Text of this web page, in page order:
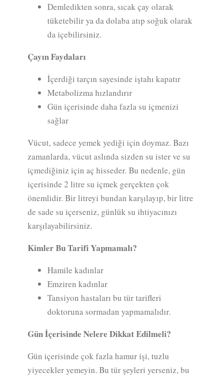
Demledikten sonra, sıcak çay olarak
tüketebilir ya da dolaba atıp soğuk olarak
da içebilirsiniz.
Çayın Faydaları
İçerdiği tarçın sayesinde iştahı kapatır
Metabolizma hızlandırır
Gün içerisinde daha fazla su içmenizi
sağlar
Vücut, sadece yemek yediği için doymaz. Bazı
zamanlarda, vücut aslında sizden su ister ve su
içmediğiniz için aç hisseder. Bu nedenle, gün
içerisinde 2 litre su içmek gerçekten çok
önemlidir. Bir litreyi bundan karşılayıp, bir litre
de sade su içerseniz, günlük su ihtiyacınızı
karşılayabilirsiniz.
Kimler Bu Tarifi Yapmamalı?
Hamile kadınlar
Emziren kadınlar
Tansiyon hastaları bu tür tarifleri
doktoruna sormadan yapmamalıdır.
Gün İçerisinde Nelere Dikkat Edilmeli?
Gün içerisinde çok fazla hamur işi, tuzlu
yiyecekler yemeyin. Bu tür şeyleri yerseniz, bu